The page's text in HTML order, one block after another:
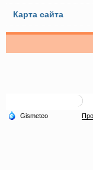
Карта сайта